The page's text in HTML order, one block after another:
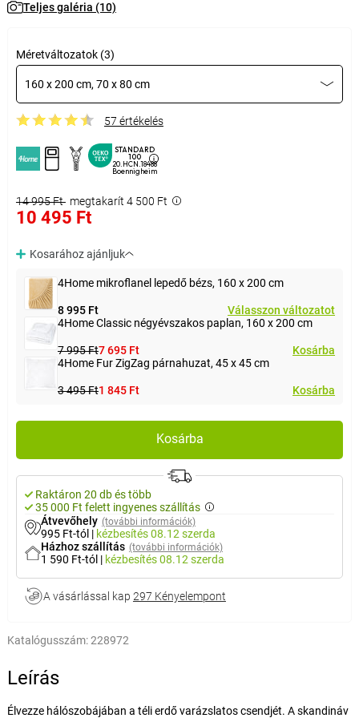
Teljes galéria (10)
Méretváltozatok (3)
160 x 200 cm, 70 x 80 cm
57 értékelés
STANDARD
100
20.HCN.18488
Boennigheim
14 995 Ft megtakarít 4 500 Ft
10 495 Ft
Kosarához ajánljuk
4Home mikroflanel lepedő bézs, 160 x 200 cm
8 995 Ft
Válasszon változatot
4Home Classic négyévszakos paplan, 160 x 200 cm
7 995 Ft7 695 Ft
Kosárba
4Home Fur ZigZag párnahuzat, 45 x 45 cm
3 495 Ft1 845 Ft Kosárba
Kosárba
Raktáron 20 db és több
35 000 Ft felett ingyenes szállítás
Átvevőhely (további információk)
995 Ft-tól | kézbesítés08.12 szerda
Házhoz szállítás (további információk)
1 590 Ft-tól | kézbesítés08.12 szerda
A vásárlással kap 297 Kényelempont
Katalógusszám:228972
Leírás
Élvezze hálószobájában a téli erdő varázslatos csendjét. A skandináv